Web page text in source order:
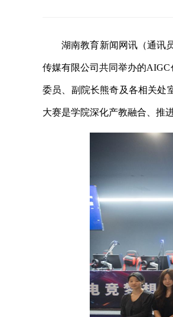
湖南教育新闻网讯（通讯
传媒有限公司共同举办的
委员、副院长熊奇及各相关处
大赛是学院深化产教融合、推